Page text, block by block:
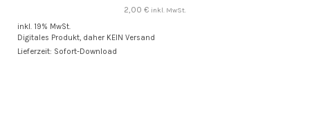
2,00 € inkl. MwSt.
inkl. 19% MwSt.
Digitales Produkt, daher KEIN Versand
Lieferzeit: Sofort-Download